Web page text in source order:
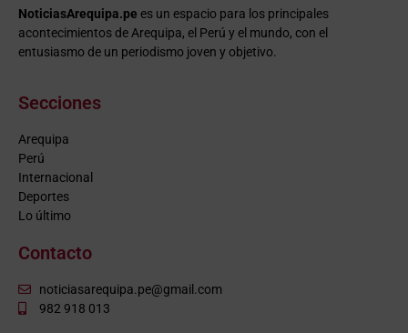
NoticiasArequipa.pe es un espacio para los principales
acontecimientos de Arequipa, el Perú y el mundo, con el
entusiasmo de un periodismo joven y objetivo.
Secciones
Arequipa
Perú
Internacional
Deportes
Lo último
Contacto
noticiasarequipa.pe@gmail.com
982 918 013